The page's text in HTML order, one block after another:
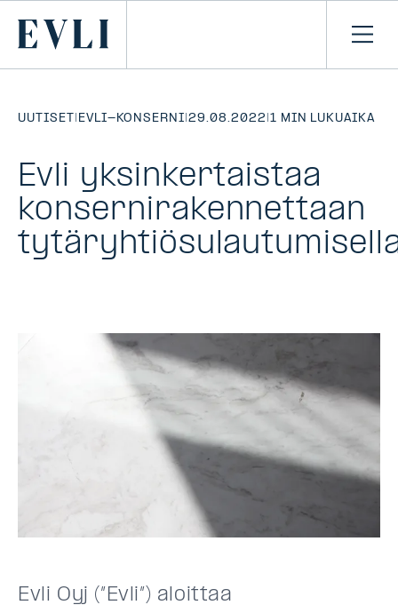
Primary
Avaa
UUTISET | EVLI-KONSERNI|29.08.2022 |1 MIN LUKUAIKA
Evli yksinkertaistaa
konsernirakennettaan
Evli Oyj (”Evli”) aloittaa